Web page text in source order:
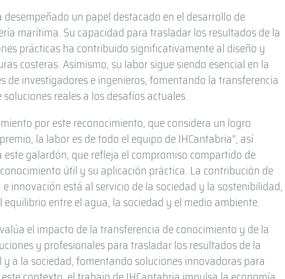
un papel destacado en el desarrollo de
marítima. Su capacidad para trasladar los resultados de la
prácticas ha contribuido significativamente al diseño y
costeras. Asimismo, su labor sigue siendo esencial en la
de investigadores e ingenieros, fomentando la transferencia
reales a los desafíos actuales.
por este reconocimiento, que considera un logro
la labor es de todo el equipo de IHCantabria”, así
este galardón, que refleja el compromiso compartido de
útil y su aplicación práctica. La contribución de
innovación está al servicio de la sociedad y la sostenibilidad,
entre el agua, la sociedad y el medio ambiente.
el impacto de la transferencia de conocimiento y de la
y profesionales para trasladar los resultados de la
a la sociedad, fomentando soluciones innovadoras para